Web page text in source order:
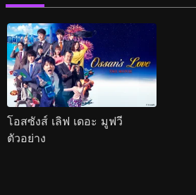
โอสซังส์ เลิฟ เดอะ มูฟวี
ตัวอย่าง